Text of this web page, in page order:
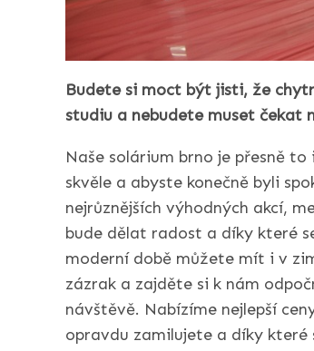
Budete si moct být jisti, že
studiu a nebudete muset čekat
Naše solárium brno je přesně
skvěle a abyste konečně byli
nejrůznějších výhodných akcí,
bude dělat radost a díky které
moderní době můžete mít i v
zázrak a zajděte si k nám
návštěvě. Nabízíme nejlepší
opravdu zamilujete a díky